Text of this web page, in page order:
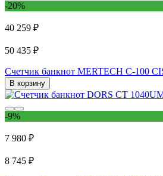
-20%
40 259 ₽
50 435 ₽
Счетчик банкнот MERTECH C-100
В корзину
-9%
7 980 ₽
8 745 ₽